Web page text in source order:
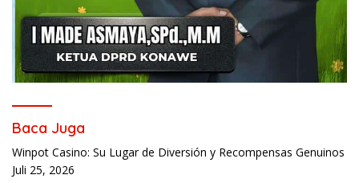
Baca Juga
Winpot Casino: Su Lugar de Diversión y Recompensas Genuinos
Juli 25, 2026